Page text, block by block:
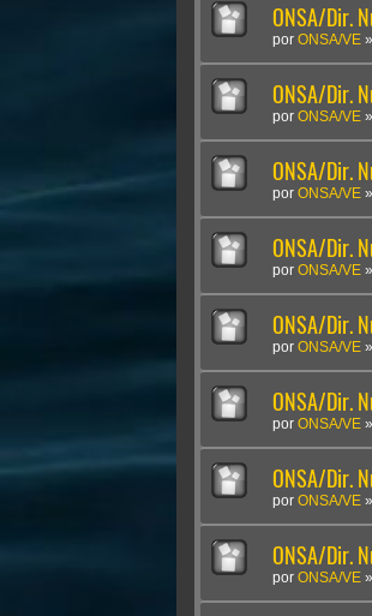
ONSA/Dir.
por ONSA/VE »
ONSA/Dir.
por ONSA/VE »
ONSA/Dir.
por ONSA/VE »
ONSA/Dir.
por ONSA/VE »
ONSA/Dir.
por ONSA/VE »
ONSA/Dir.
por ONSA/VE »
ONSA/Dir.
por ONSA/VE »
ONSA/Dir.
por ONSA/VE »